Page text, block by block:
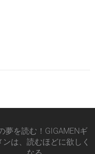
夢を読む！GIGAMENギ
ンは、読むほどに欲しく